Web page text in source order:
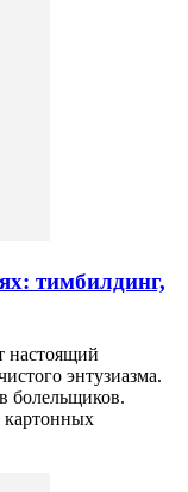
тимбилдинг,
настоящий
энтузиазма.
болельщиков.
картонных